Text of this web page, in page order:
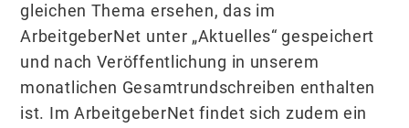
gleichen Thema ersehen, das im
ArbeitgeberNet unter „Aktuelles“ gespeichert
und nach Veröffentlichung in unserem
monatlichen Gesamtrundschreiben enthalten
ist. Im ArbeitgeberNet findet sich zudem ein